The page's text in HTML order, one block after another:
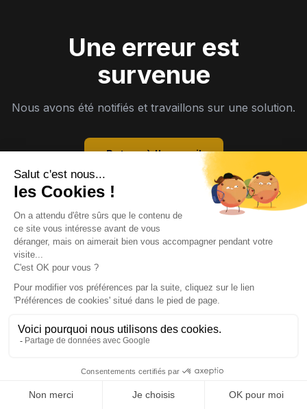
Une erreur est
survenue
Nous avons été notifiés et travaillons sur une solution.
Retour à l'accueil